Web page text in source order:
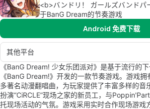
<b>バンドリ！ ガールズバンド
于BanG Dream的节奏游戏
Android 免费下载
其他平台
《BanG Dream! 少女乐团派对》是基于流行的
《BanG Dream!》开发的一款节奏游戏。游戏
多著名动漫翻唱曲，为玩家提供了丰富多样的音
扮演“CiRCLE”现场之家的新员工，与
托现场活动的气氛。游戏采用实时合作现场游戏